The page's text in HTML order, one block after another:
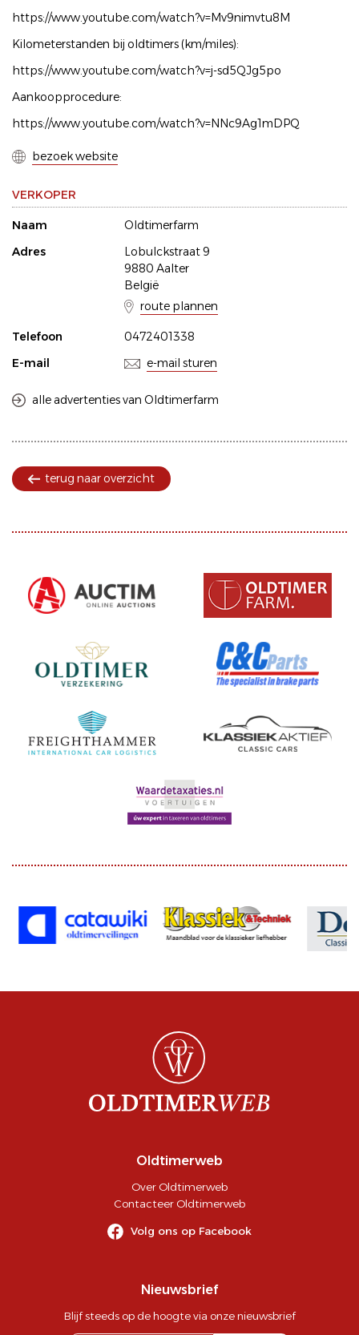
https://www.youtube.com/watch?v=Mv9nimvtu8M
Kilometerstanden bij oldtimers (km/miles):
https://www.youtube.com/watch?v=j-sd5QJg5po
Aankoopprocedure:
https://www.youtube.com/watch?v=NNc9Ag1mDPQ
bezoek website
VERKOPER
Naam
Oldtimerfarm
Adres
Lobulckstraat 9
9880 Aalter
België
route plannen
Telefoon
0472401338
E-mail
e-mail sturen
alle advertenties van Oldtimerfarm
terug naar overzicht
Oldtimerweb
Over Oldtimerweb
Contacteer Oldtimerweb
Volg ons op Facebook
Nieuwsbrief
Blijf steeds op de hoogte via onze nieuwsbrief